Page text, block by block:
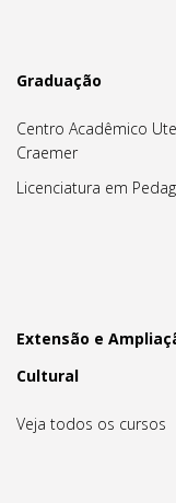
Graduação
Centro Acadêmico Ute
Craemer
Licenciatura em
Extensão e
Cultural
Veja todos os cursos